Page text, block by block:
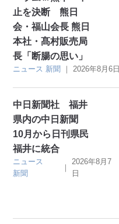
止を決断 熊日
会・福山会長 熊日
本社・髙村販売局
長「断腸の思い」
ニュース 新聞 ｜2026年8月6日
中日新聞社 福井
県内の中日新聞
10月から日刊県民
福井に統合
ニュース
新聞
｜
2026年8月7
日